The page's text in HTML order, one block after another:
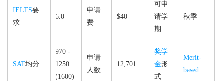
IELTS要
求
6.0
申请
费
$40
可申
请学
期
秋季
SAT均分
970 -
1250
(1600)
申请
人数
12,701
奖学
金形
式
Merit-
based